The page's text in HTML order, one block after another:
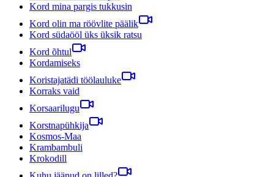
Kord mina pargis tukkusin
Kord olin ma röövlite päälik
Kord südaööl üks üksik ratsu
Kord õhtul
Kordamiseks
Koristajatädi töölauluke
Korraks vaid
Korsaarilugu
Korstnapühkija
Kosmos-Maa
Krambambuli
Krokodill